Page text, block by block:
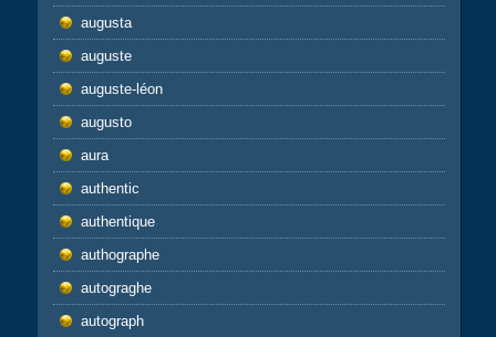
augusta
auguste
auguste-léon
augusto
aura
authentic
authentique
authographe
autograghe
autograph